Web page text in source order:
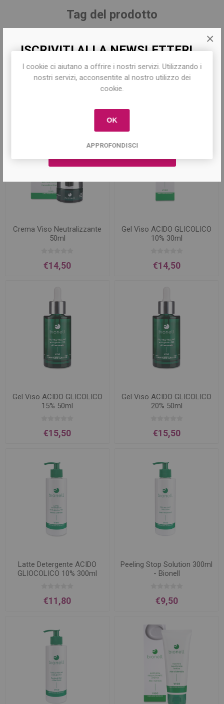
ISCRIVITI ALLA NEWSLETTER!
Iscriviti per conoscere le nostre ultime
offerte e ricevere il10% di sconto
×
Tag del prodotto
Prodotti correlati
Crema Viso Neutralizzante
50ml
€14,50
Gel Viso ACIDO GLICOLICO
10% 30ml
€14,50
Gel Viso ACIDO GLICOLICO
15% 50ml
€15,50
Gel Viso ACIDO GLICOLICO
20% 50ml
€15,50
Latte Detergente ACIDO
GLIOCOLICO 10% 300ml
€11,80
Peeling Stop Solution 300ml
- Bionell
€9,50
I cookie ci aiutano a offrire i nostri servizi. Utilizzando i
nostri servizi, acconsentite al nostro utilizzo dei
cookie.
OK
APPROFONDISCI